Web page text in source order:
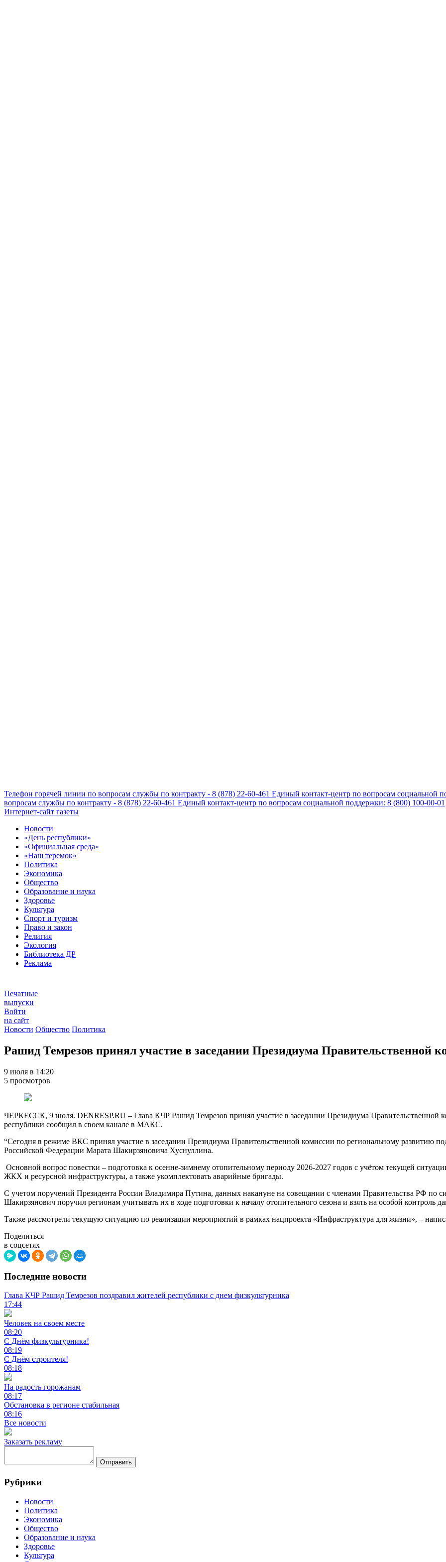
Телефон горячей линии по вопросам службы по контракту - 8 (878) 22-60-461 Единый контакт-центр по вопросам социальной
вопросам службы по контракту - 8 (878) 22-60-461 Единый контакт-центр по вопросам социальной поддержки: 8 (800) 100-00-01
Интернет-сайт газеты
Новости
«День республики»
«Официальная среда»
«Наш теремок»
Политика
Экономика
Общество
Образование и наука
Здоровье
Культура
Спорт и туризм
Право и закон
Религия
Экология
Библиотека ДР
Реклама
Печатные
выпуски
Войти
на сайт
Новости Общество Политика
Рашид Темрезов принял участие в заседании Президиума Правительственной
9 июля в 14:20
5 просмотров
ЧЕРКЕССК, 9 июля. DENRESP.RU – Глава КЧР Рашид Темрезов принял участие в заседании Президиума Правительственной
республики сообщил в своем канале в МАКС.
“Сегодня в режиме ВКС принял участие в заседании Президиума Правительственной комиссии по региональному развитию
Российской Федерации Марата Шакирзяновича Хуснуллина.
Основной вопрос повестки – подготовка к осенне-зимнему отопительному периоду 2026-2027 годов с учётом текущей
ЖКХ и ресурсной инфраструктуры, а также укомплектовать аварийные бригады.
С учетом поручений Президента России Владимира Путина, данных накануне на совещании с членами Правительства РФ по
Шакирзянович поручил регионам учитывать их в ходе подготовки к началу отопительного сезона и взять на особой контроль
Также рассмотрели текущую ситуацию по реализации мероприятий в рамках нацпроекта «Инфраструктура для жизни», –
Поделиться
в соцсетях
Последние новости
Глава КЧР Рашид Темрезов поздравил жителей республики с днем физкультурника
17:44
Человек на своем месте
08:20
С Днём физкультурника!
08:19
С Днём строителя!
08:18
На радость горожанам
08:17
Обстановка в регионе стабильная
08:16
Все новости
Заказать рекламу
Отправить
Рубрики
Новости
Политика
Экономика
Общество
Образование и наука
Здоровье
Культура